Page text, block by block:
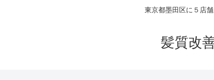
東京都墨田区に５店
髪質改